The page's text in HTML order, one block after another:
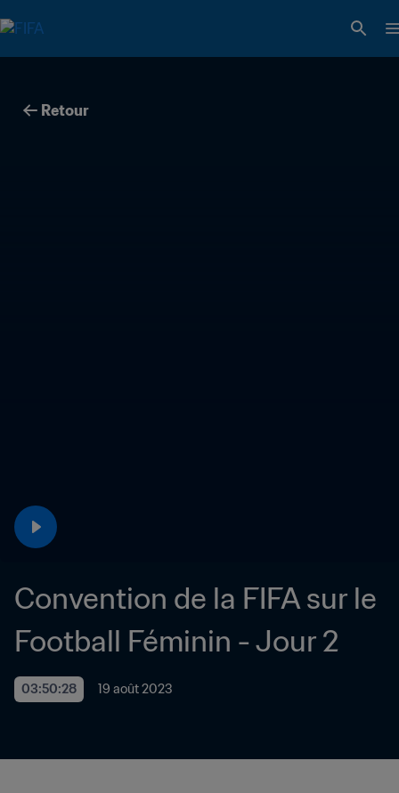
Retour
Convention de la FIFA sur le
Football Féminin - Jour 2
03:50:28 19 août 2023